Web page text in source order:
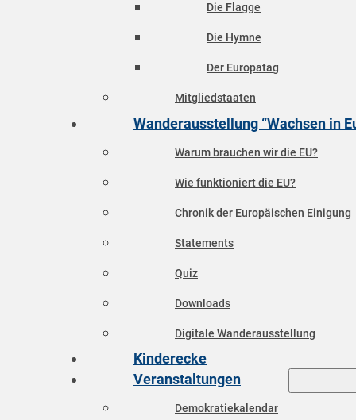
Die Flagge
Die Hymne
Der Europatag
Mitgliedstaaten
Wanderausstellung “Wachsen in
Warum brauchen wir die EU?
Wie funktioniert die EU?
Chronik der Europäischen Einigung
Statements
Quiz
Downloads
Digitale Wanderausstellung
Kinderecke
Veranstaltungen
Demokratiekalendar